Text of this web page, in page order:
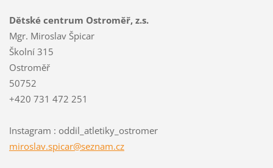
Dětské centrum Ostroměř, z.s.
Mgr. Miroslav Špicar
Školní 315
Ostroměř
50752
+420 731 472 251
Instagram : oddil_atletiky_ostromer
miroslav.spicar@seznam.cz